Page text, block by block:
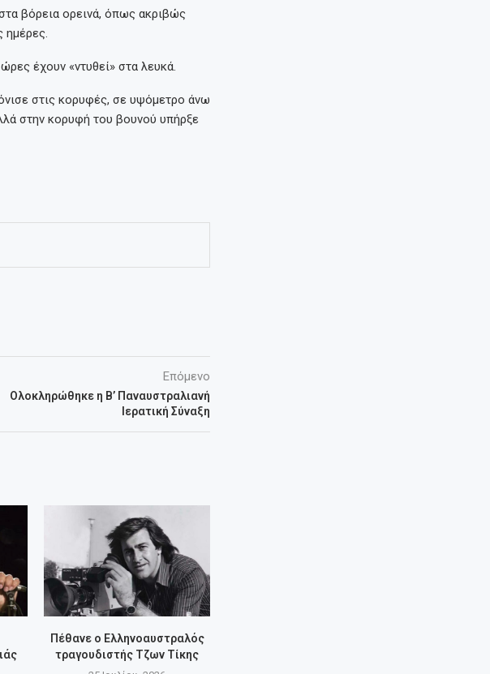
βόρεια ορεινά, όπως ακριβώς
ημέρες.
έχουν «ντυθεί» στα λευκά.
στις κορυφές, σε υψόμετρο άνω
στην κορυφή του βουνού υπήρξε
Επόμενο
Ολοκληρώθηκε η Β’ Παναυστραλιανή
Ιερατική Σύναξη
Πέθανε ο Ελληνοαυστραλός
τραγουδιστής Τζων Τίκης